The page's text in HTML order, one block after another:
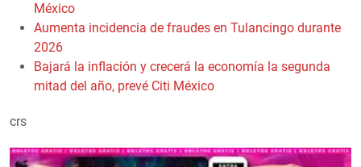
México
Aumenta incidencia de fraudes en Tulancingo durante
2026
Bajará la inflación y crecerá la economía la segunda
mitad del año, prevé Citi México
crs